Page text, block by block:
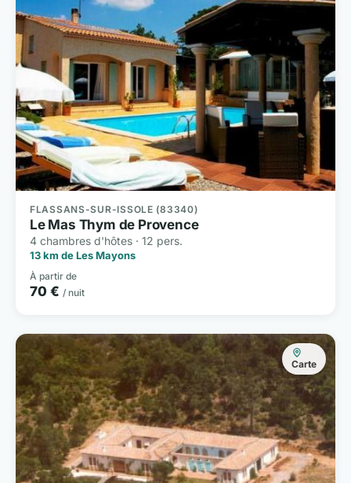
FLASSANS-SUR-ISSOLE (83340)
Le Mas Thym de Provence
4 chambres d'hôtes · 12 pers.
13 km de Les Mayons
À partir de
70 € / nuit
Carte